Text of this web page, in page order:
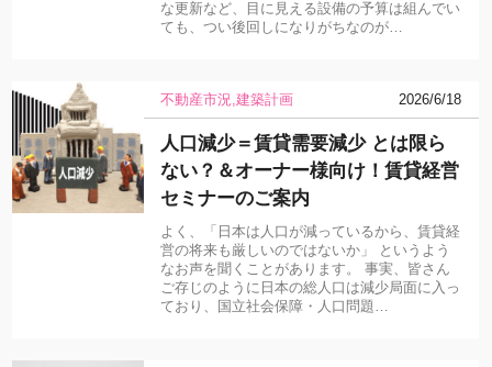
な更新など、目に見える設備の予算は組んでい
ても、つい後回しになりがちなのが…
不動産市況 建築計画 2026/6/18
人口減少＝賃貸需要減少 とは限ら
ない？＆オーナー様向け！賃貸経営
セミナーのご案内
よく、「日本は人口が減っているから、賃貸経
営の将来も厳しいのではないか」 というよう
なお声を聞くことがあります。 事実、皆さん
ご存じのように日本の総人口は減少局面に入っ
ており、国立社会保障・人口問題…